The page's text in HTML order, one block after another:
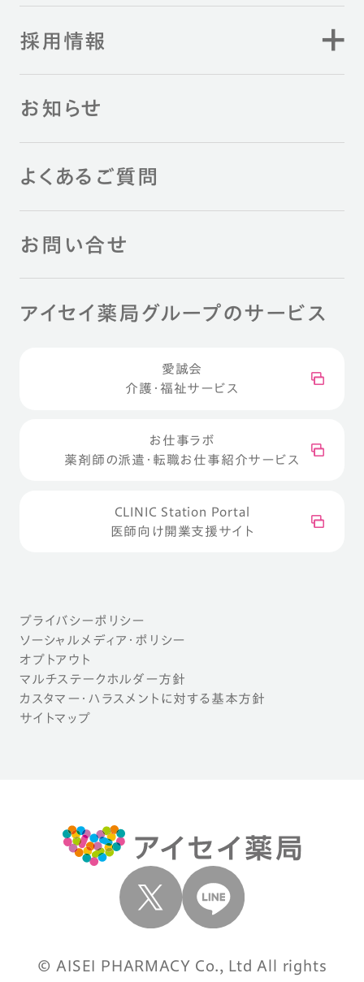
採用情報
お知らせ
よくあるご質問
お問い合せ
アイセイ薬局グループのサービス
愛誠会
介護・福祉サービス
お仕事ラボ
薬剤師の派遣・転職お仕事紹介サービス
CLINIC Station Portal
医師向け開業支援サイト
プライバシーポリシー
ソーシャルメディア・ポリシー
オプトアウト
マルチステークホルダー方針
カスタマー・ハラスメントに対する基本方針
サイトマップ
© AISEI PHARMACY Co., Ltd All rights